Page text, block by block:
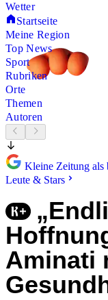
Wetter
Startseite
Meine Region
Top News
Sport
Rubriken
Orte
Themen
Autoren
Kleine Zeitung als
Leute & Stars
Aminati